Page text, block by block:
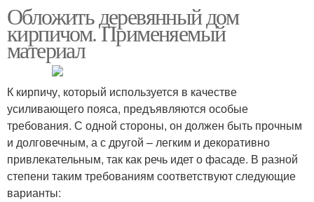
Обложить деревянный дом
кирпичом. Применяемый
материал
К кирпичу, который используется в качестве
усиливающего пояса, предъявляются особые
требования. С одной стороны, он должен быть прочным
и долговечным, а с другой – легким и декоративно
привлекательным, так как речь идет о фасаде. В разной
степени таким требованиям соответствуют следующие
варианты: